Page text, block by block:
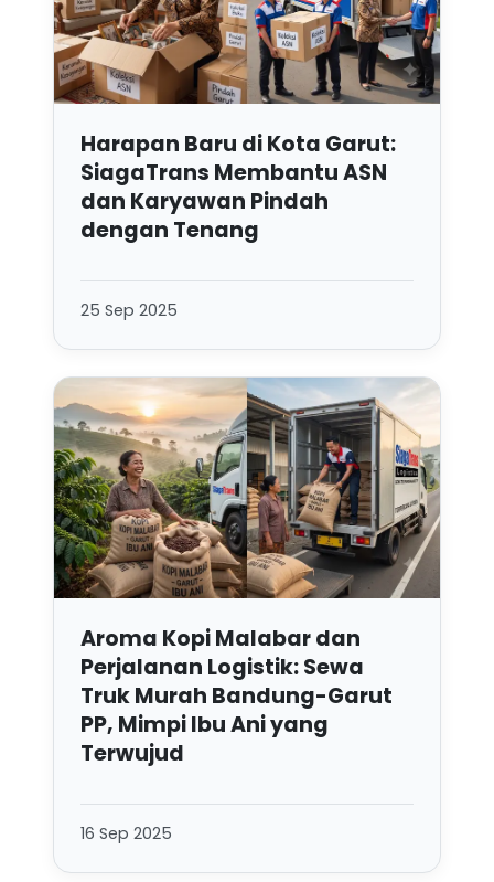
Harapan Baru di Kota Garut:
SiagaTrans Membantu ASN
dan Karyawan Pindah
dengan Tenang
25 Sep 2025
Aroma Kopi Malabar dan
Perjalanan Logistik: Sewa
Truk Murah Bandung-Garut
PP, Mimpi Ibu Ani yang
Terwujud
16 Sep 2025